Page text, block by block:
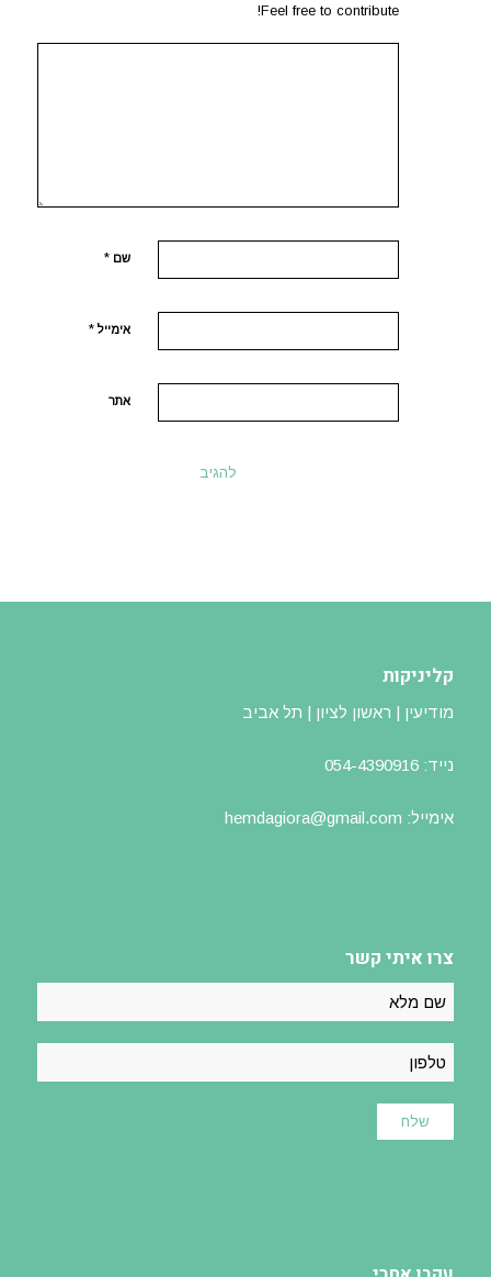
Feel free to contribute!
שם *
אימייל *
אתר
קליניקות
מודיעין | ראשון לציון | תל אביב
נייד: 054-4390916
אימייל: hemdagiora@gmail.com
צרו איתי קשר